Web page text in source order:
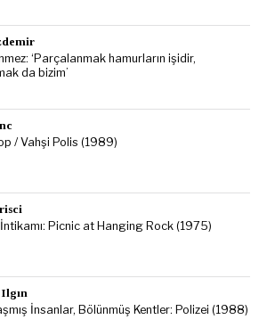
‘Parçalanmak hamurların işidir,
da bizim’
/ Vahşi Polis (1989)
Picnic at Hanging Rock (1975)
İnsanlar, Bölünmüş Kentler: Polizei (1988)